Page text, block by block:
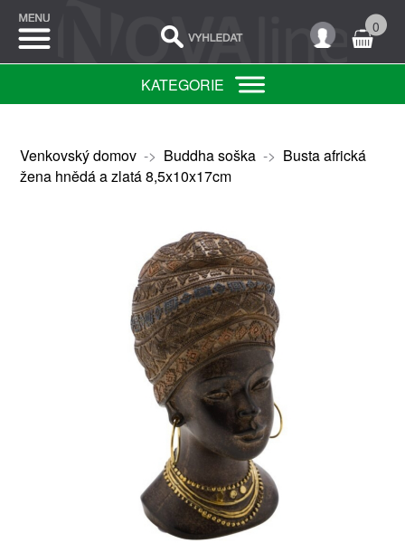
0
KATEGORIE
Venkovský domov-> Buddha soška-> Busta africká
žena hnědá a zlatá 8,5x10x17cm